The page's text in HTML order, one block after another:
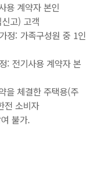
용 계약자 본인
고) 고객
정: 가족구성원 중 1인
: 전기사용 계약자 본
체결한 주택용(주
전 소비자
불가.